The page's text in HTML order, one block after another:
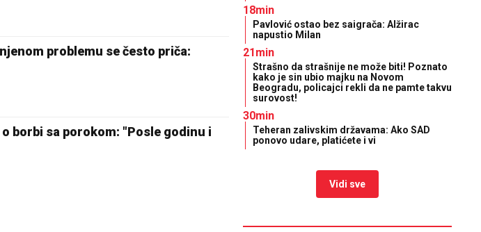
njenom problemu se često priča:
o borbi sa porokom: "Posle godinu i
18min
Pavlović ostao bez saigrača: Alžirac
napustio Milan
21min
Strašno da strašnije ne može biti! Poznato
kako je sin ubio majku na Novom
Beogradu, policajci rekli da ne pamte takvu
surovost!
30min
Teheran zalivskim državama: Ako SAD
ponovo udare, platićete i vi
Vidi sve